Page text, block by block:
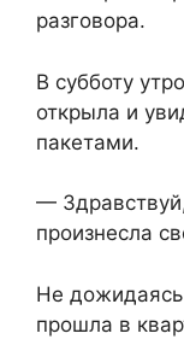
разговора.
В субботу
открыла и
пакетами.
—
произнесла
Не дожидаясь
прошла в